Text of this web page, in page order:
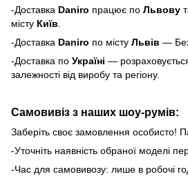
-Доставка Daniro працює по Львову
місту Київ.
-Доставка Daniro по місту Львів —
-Доставка по Україні —
залежності від виробу та регіону.
Самовивіз з наших шоу-румів:
Заберіть своє замовлення особисто!
-Уточніть наявність обраної моделі
-Час для самовивозу: лише в робочі